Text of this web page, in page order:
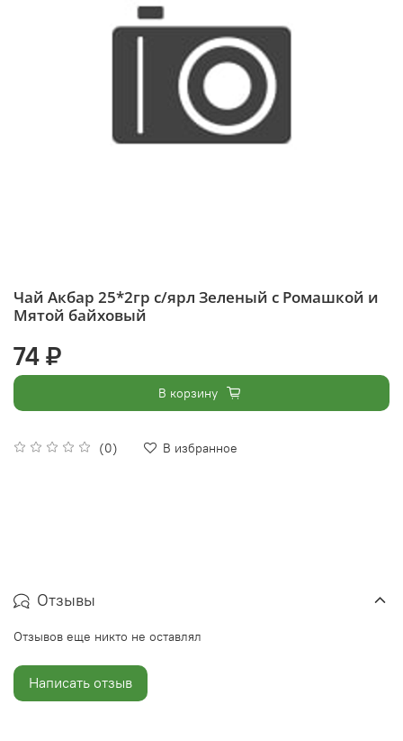
Чай Акбар 25*2гр с/ярл Зеленый с Ромашкой и
Мятой байховый
(0) В избранное
74 ₽
В корзину
Отзывы
Отзывов еще никто не оставлял
Написать отзыв